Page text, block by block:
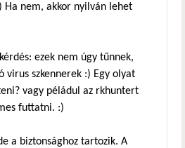
Ha nem, akkor nyilván lehet
ezek nem úgy tűnnek,
virus szkennerek :) Egy olyat
vagy péládul az rkhuntert
futtatni. :)
a biztonsághoz tartozik. A